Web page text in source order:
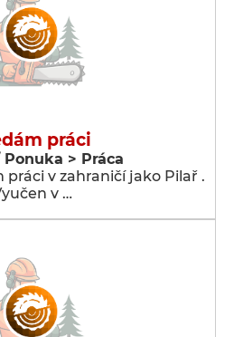
práci
> Práca
práci v zahraničí jako Pilař .
v …